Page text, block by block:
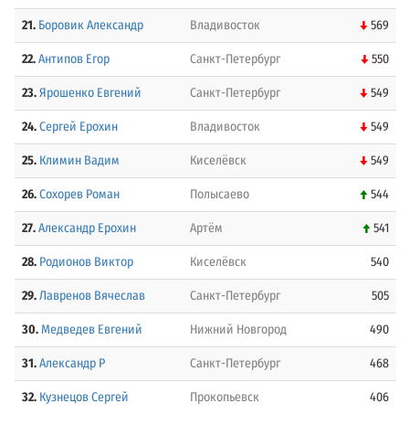
21. Боровик Александр Владивосток 569
22.Антипов Егор Санкт-Петербург 550
23.Ярошенко Евгений Санкт-Петербург 549
24.Сергей Ерохин Владивосток 549
25. Климин Вадим Киселёвск 549
26.Сохорев Роман Полысаево 544
27.Александр Ерохин Артём 541
28. Родионов Виктор Киселёвск 540
29.Лавренов Вячеслав Санкт-Петербург 505
30.Медведев Евгений Нижний Новгород 490
31.Александр Р Санкт-Петербург 468
32. Кузнецов Сергей Прокопьевск 406